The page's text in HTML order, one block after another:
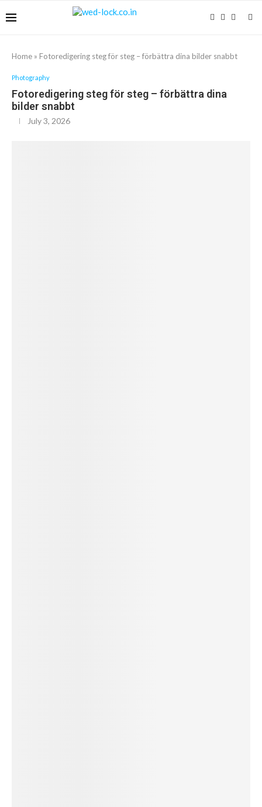
Home » Fotoredigering steg för steg – förbättra dina bilder snabbt
Photography
Fotoredigering steg för steg – förbättra dina
bilder snabbt
July 3, 2026